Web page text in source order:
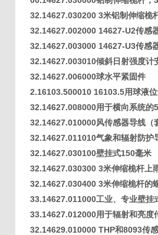
32.14627.030200 3米铝制伸缩桅
32.14627.002000 14627-U2传感
32.14627.003000 14627-U3传感
32.14627.003010倾斜日射强度计
32.14627.006000球水平紧固件
2.16103.500010 16103.5用球液
32.14627.008000用于横向系统的
32.14627.010000风传感器导线（
32.14627.011010气象和辐射防护
32.14627.030100壁挂式150毫米
32.14627.030300 3米伸缩桅杆上
32.14627.030400 3米伸缩桅杆的
33.14627.011000工业、专业壁挂
33.14627.012000用于辐射和亮度
32.14629.010000 THP和8093传